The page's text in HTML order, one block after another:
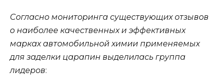
Согласно мониторинга существующих отзывов
о наиболее качественных и эффективных
марках автомобильной химии применяемых
для заделки царапин выделилась группа
лидеров: